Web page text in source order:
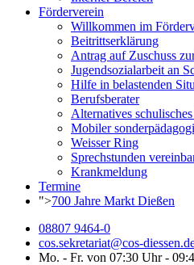
Förderverein
Willkommen im
Beitrittserklärung
Antrag auf Zuschuss
Jugendsozialarbeit an
Hilfe in belastenden
Berufsberater
Alternatives
Mobiler
Weisser Ring
Sprechstunden
Krankmeldung
Termine
">700 Jahre Markt Dießen
08807 9464-0
cos.sekretariat@cos-
Mo. - Fr. von 07:30 Uhr -